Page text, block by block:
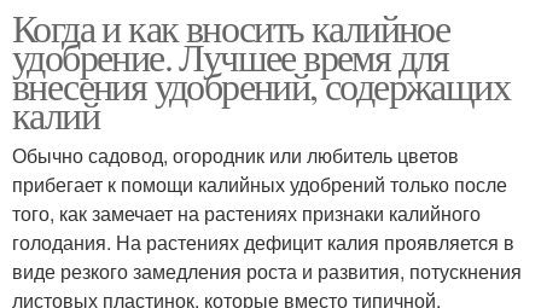
Когда и как вносить калийное
удобрение. Лучшее время для
внесения удобрений, содержащих
калий
Обычно садовод, огородник или любитель цветов
прибегает к помощи калийных удобрений только после
того, как замечает на растениях признаки калийного
голодания. На растениях дефицит калия проявляется в
виде резкого замедления роста и развития, потускнения
листовых пластинок, которые вместо типичной,